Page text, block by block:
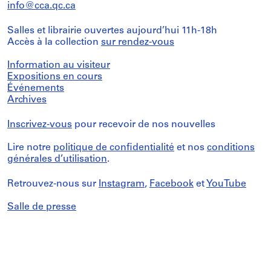
info@cca.qc.ca
Salles et librairie ouvertes aujourd’hui 11h-18h
Accès à la collection sur rendez-vous
Information au visiteur
Expositions en cours
Événements
Archives
Inscrivez-vous pour recevoir de nos nouvelles
Lire notre politique de confidentialité et nos conditions
générales d’utilisation.
Retrouvez-nous sur Instagram, Facebook et YouTube
Salle de presse